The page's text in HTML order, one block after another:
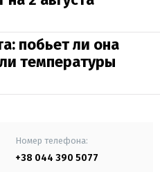
побьет ли она
температуры
Номер телефона:
+38 044 390 5077